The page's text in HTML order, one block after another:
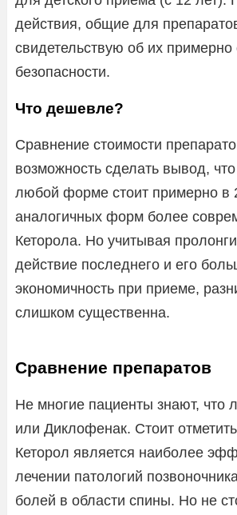
действия, общие для
свидетельствую об их примерно
безопасности.
Что дешевле?
Сравнение стоимости
возможность сделать вывод,
любой форме стоит примерно в
аналогичных форм более
Кеторола. Но учитывая
действие последнего и его
экономичность при приеме,
слишком существенна.
Сравнение препаратов
Не многие пациенты знают, что
или Диклофенак. Стоит
Кеторол является наиболее
лечении патологий
болей в области спины. Но не